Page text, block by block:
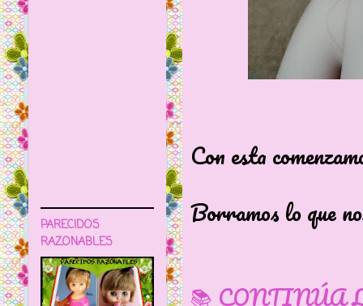
Con esta
Borramos lo que
📚 CONTINÚA
PARECIDOS
RAZONABLES